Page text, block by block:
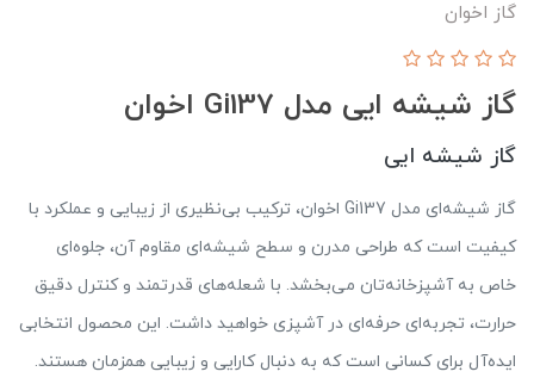
گاز اخوان
گاز شیشه ایی مدل Gi137 اخوان
گاز شیشه ایی
گاز شیشه‌ای مدل Gi137 اخوان، ترکیب بی‌نظیری از زیبایی و عملکرد با
کیفیت است که طراحی مدرن و سطح شیشه‌ای مقاوم آن، جلوه‌ای
خاص به آشپزخانه‌تان می‌بخشد. با شعله‌های قدرتمند و کنترل دقیق
حرارت، تجربه‌ای حرفه‌ای در آشپزی خواهید داشت. این محصول انتخابی
ایده‌آل برای کسانی است که به دنبال کارایی و زیبایی همزمان هستند.